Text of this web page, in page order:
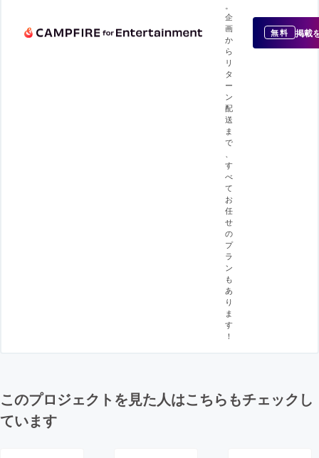
企
画
か
ら
リ
タ
ー
ン
配
送
ま
で
す
べ
て
お
任
せ
の
プ
ラ
ン
も
あ
り
ま
す
！
無料 掲載
このプロジェクトを見た人はこちらもチェックし
ています